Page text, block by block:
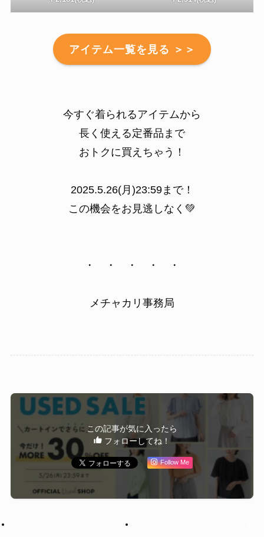
アイテム一覧を見る ＞＞
今すぐ着られるアイテムから
長く使える定番品まで
おトクに買えちゃう！
2025.5.26(月)23:59まで！
この機会をお見逃しなく💚
・ ・ ・ ・ ・
メチャカリ事務局
この記事が気に入ったら
フォローしてね！
Follow Me